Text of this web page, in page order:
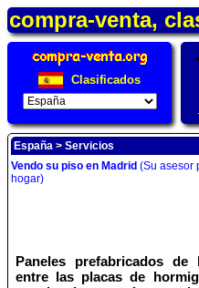
compra-venta,
Clasificados
España > Servicios
Vendo su piso en Madrid (Su asesor
hogar)
Paneles prefabricados de
entre las placas de